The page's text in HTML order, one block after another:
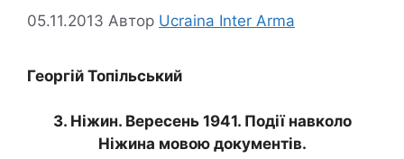
05.11.2013 Автор Ucraina Inter Arma
Георгій Топільський
3. Ніжин. Вересень1941. Події навколо
Ніжина мовою документів.